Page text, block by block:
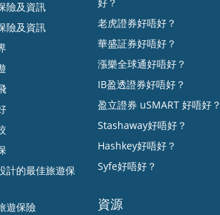
險及資訊
險及資訊
計的最佳旅遊保
遊保險
好？
老虎證券好唔好？
華盛証券好唔好？
漲樂全球通好唔好？
IB盈透證券好唔好？
盈立證券 uSMART 好唔好？
Stashaway好唔好？
Hashkey好唔好？
Syfe好唔好？
資源